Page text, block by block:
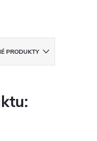
PRODUKTY